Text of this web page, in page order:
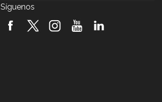
robótica FIRST 2026! (video)
Síguenos